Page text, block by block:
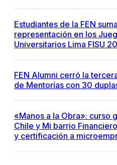
Estudiantes de la FEN
representación en los
Universitarios Lima FISU
FEN Alumni cerró la
de Mentorías con 30
«Manos a la Obra»: curso
Chile y Mi barrio
y certificación a